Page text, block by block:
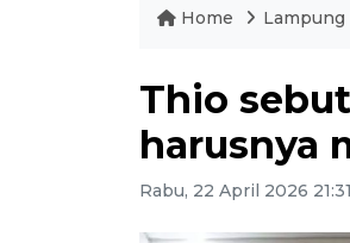
Home Lampung
Thio
harusnya
Rabu, 22 April 2026